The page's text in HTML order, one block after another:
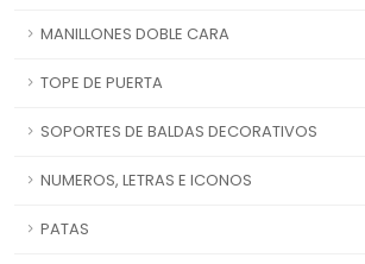
MANILLONES DOBLE CARA
TOPE DE PUERTA
SOPORTES DE BALDAS DECORATIVOS
NUMEROS, LETRAS E ICONOS
PATAS